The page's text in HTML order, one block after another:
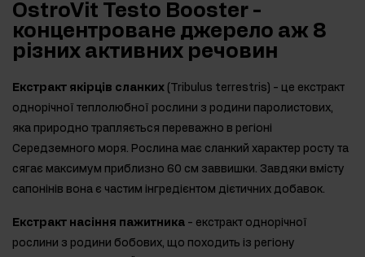
OstroVit Testo Booster -
концентроване джерело аж 8
різних активних речовин
Екстракт якірців сланких (Tribulus terrestris) - це екстракт
однорічної теплолюбної рослини з родини паролистових,
яка природно трапляється переважно в регіоні
Середземного моря. Рослина має сланкий характер росту та
сягає максимум приблизно 60 см заввишки. Завдяки вмісту
сапонінів вона є частим інгредієнтом дієтичних добавок.
Екстракт насіння пажитника - екстракт однорічної
рослини з родини бобових, що походить із регіону